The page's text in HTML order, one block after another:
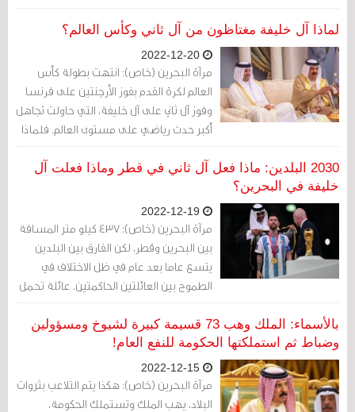
عن كبار العائلة القابضة، بأي تعرفة يُحاسبون
وهل تُقطع عنهم الخدمات؟
لماذا آل خليفة مغتاظون من آل ثاني وكأس العالم؟
مرآة البحرين (خاص): انتهت بطولة كأس
العالم لكرة القدم بفوز الأرجنتين على فرنسا
وفوز آل ثاني على آل خليفة، التي حاولت تجاهل
أكبر حدث رياضي على مستوى العالم. فلماذا
فعلت العائلة ذلك؟
2030 البلدين: ماذا فعل آل ثاني في قطر وماذا فعلت آل
خليفة في البحرين؟
مرآة البحرين (خاص): 437 كيلو متر المسافة
بين البحرين وقطر، لكن الفارق بين البلدين
يتسع عاما بعد عام في ظل الاختلاف في
الطموح بين العائلتين الحاكمتين. عائلة تحمل
رؤية لتنمية إيراداتها الخاصة وعائلة تطمح
في تنويع موارد البلاد.
بالأسماء: الملك وهب 73 قسيمة كبيرة لشيوخ ومسؤولين
وضباط ثم استملكتها الحكومة للنفع العام!
مرآة البحرين (خاص): هكذا يتم التلاعب بثروات
البلاد، يهب الملك وتستملك الحكومة،